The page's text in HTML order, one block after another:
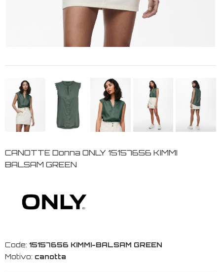
CANOTTE Donna ONLY 15157656 KIMMI
BALSAM GREEN
Code: 15157656 KIMMI-BALSAM GREEN
Motivo: canotta